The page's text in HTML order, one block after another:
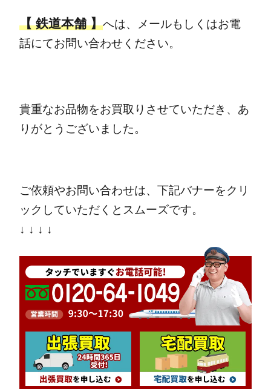
【 鉄道本舗 】へは、メールもしくはお電
話にてお問い合わせください。
貴重なお品物をお買取りさせていただき、あ
りがとうございました。
ご依頼やお問い合わせは、下記バナーをクリ
ックしていただくとスムーズです。
↓ ↓ ↓ ↓